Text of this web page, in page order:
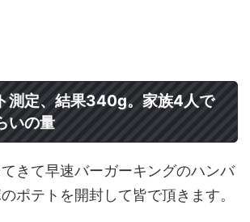
測定、結果340g。家族4人で
いの量
きて早速バーガーキングのハンバ
ポテトを開封して皆で頂きます。